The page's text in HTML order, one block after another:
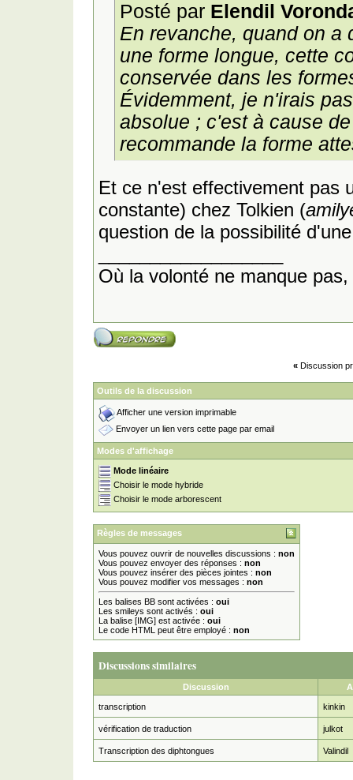
Posté par Elendil
En revanche, quand on a
une forme longue, cette
conservée dans les
Évidemment, je n'irais
absolue ; c'est à cause
recommande la forme
Et ce n'est effectivement pas
constante) chez Tolkien (
question de la possibilité
Où la volonté ne manque
«Discussion
Outils de la discussion
Afficher une version imprimable
Envoyer un lien vers cette page par email
Modes d'affichage
Mode linéaire
Choisir le mode hybride
Choisir le mode arborescent
Règles de messages
Vous pouvez ouvrir de nouvelles discussions : non
Vous pouvez envoyer des réponses : non
Vous pouvez insérer des pièces jointes : non
Vous pouvez modifier vos messages : non
Les balises BB sont activées : oui
Les smileys sont activés : oui
La balise [IMG] est activée : oui
Le code HTML peut être employé : non
Discussions similaires
Discussion
transcription kinkin
vérification de traduction julkot
Transcription des diphtongues Valindil